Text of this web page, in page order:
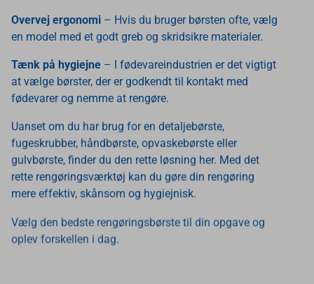
Overvej ergonomi – Hvis du bruger børsten ofte, vælg
en model med et godt greb og skridsikre materialer.
Tænk på hygiejne – I fødevareindustrien er det vigtigt
at vælge børster, der er godkendt til kontakt med
fødevarer og nemme at rengøre.
Uanset om du har brug for en detaljebørste,
fugeskrubber, håndbørste, opvaskebørste eller
gulvbørste, finder du den rette løsning her. Med det
rette rengøringsværktøj kan du gøre din rengøring
mere effektiv, skånsom og hygiejnisk.
Vælg den bedste rengøringsbørste til din opgave og
oplev forskellen i dag.